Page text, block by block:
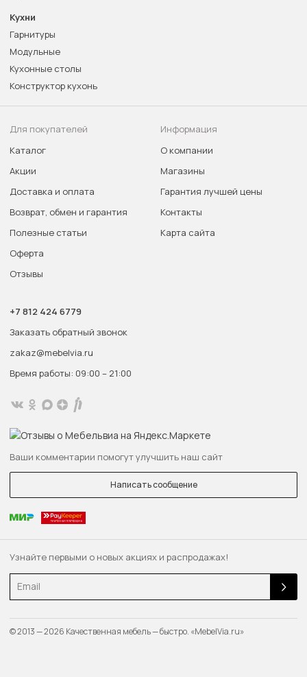
Узнайте первыми о новых акциях и распродажах!
Кухни
Гарнитуры
Модульные
Кухонные столы
Конструктор кухонь
Для покупателей
Каталог
Акции
Доставка и оплата
Возврат, обмен и гарантия
Полезные статьи
Оферта
Отзывы
Информация
О компании
Магазины
Гарантия лучшей цены
Контакты
Карта сайта
+7 812 424 6779
Заказать обратный звонок
zakaz@mebelvia.ru
Время работы: 09:00 – 21:00
Ваши комментарии помогут улучшить наш сайт
Написать сообщение
© 2013 — 2026 Качественная мебель — быстро. «MebelVia.ru»